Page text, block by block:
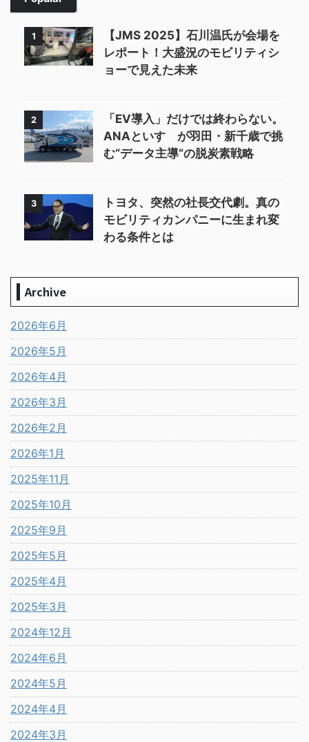
1
【JMS 2025】石川温氏が会場を
レポート！大盛況のモビリティシ
ョーで見えた未来
2
「EV導入」だけでは終わらない。
ANAといすゞが羽田・新千歳で挑
む“データ主導”の脱炭素戦略
3
トヨタ、突然の社長交代劇。真の
モビリティカンパニーに生まれ変
わる条件とは
Archive
2026年6月
2026年5月
2026年4月
2026年3月
2026年2月
2026年1月
2025年11月
2025年10月
2025年9月
2025年5月
2025年4月
2025年3月
2024年12月
2024年6月
2024年5月
2024年4月
2024年3月